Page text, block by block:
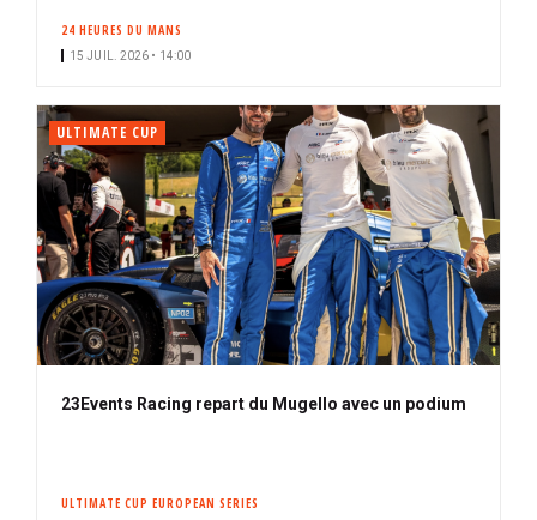
24 HEURES DU MANS
15 JUIL. 2026 • 14:00
ULTIMATE CUP
23Events Racing repart du Mugello avec un podium
ULTIMATE CUP EUROPEAN SERIES